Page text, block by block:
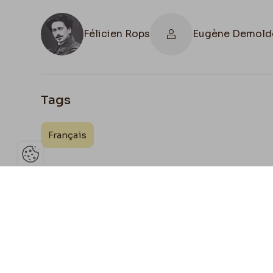
Félicien Rops Eugène
Tags
Français
Ouvrir la barre de gestion des